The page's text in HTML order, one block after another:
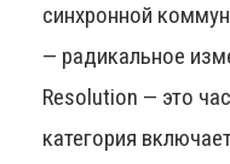
синхронной
— радикальное
Resolution — это
категория